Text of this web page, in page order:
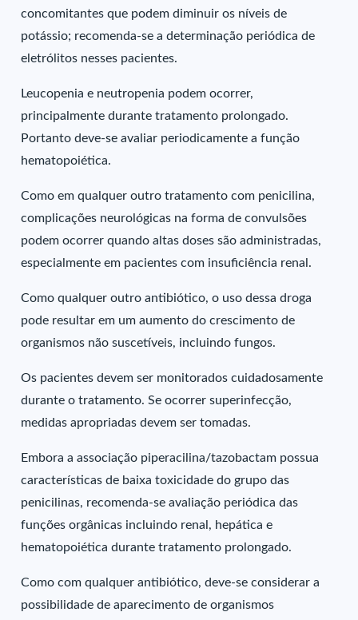
concomitantes que podem diminuir os níveis de
potássio; recomenda-se a determinação periódica de
eletrólitos nesses pacientes.
Leucopenia e neutropenia podem ocorrer,
principalmente durante tratamento prolongado.
Portanto deve-se avaliar periodicamente a função
hematopoiética.
Como em qualquer outro tratamento com penicilina,
complicações neurológicas na forma de convulsões
podem ocorrer quando altas doses são administradas,
especialmente em pacientes com insuficiência renal.
Como qualquer outro antibiótico, o uso dessa droga
pode resultar em um aumento do crescimento de
organismos não suscetíveis, incluindo fungos.
Os pacientes devem ser monitorados cuidadosamente
durante o tratamento. Se ocorrer superinfecção,
medidas apropriadas devem ser tomadas.
Embora a associação piperacilina/tazobactam possua
características de baixa toxicidade do grupo das
penicilinas, recomenda-se avaliação periódica das
funções orgânicas incluindo renal, hepática e
hematopoiética durante tratamento prolongado.
Como com qualquer antibiótico, deve-se considerar a
possibilidade de aparecimento de organismos